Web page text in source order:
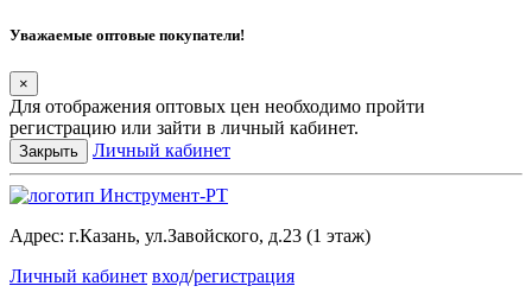
Уважаемые оптовые покупатели!
×
Для отображения оптовых цен необходимо пройти
регистрацию или зайти в личный кабинет.
Закрыть Личный кабинет
Адрес: г.Казань, ул.Завойского, д.23 (1 этаж)
Личный кабинет вход/регистрация